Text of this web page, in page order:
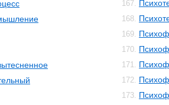
167.
168.
169.
170.
171.
172.
173.